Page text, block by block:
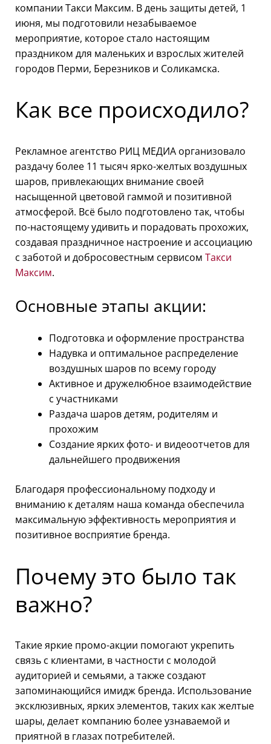
компании Такси Максим. В день защиты детей, 1
июня, мы подготовили незабываемое
мероприятие, которое стало настоящим
праздником для маленьких и взрослых жителей
городов Перми, Березников и Соликамска.
Как все происходило?
Рекламное агентство РИЦ МЕДИА организовало
раздачу более 11 тысяч ярко-желтых воздушных
шаров, привлекающих внимание своей
насыщенной цветовой гаммой и позитивной
атмосферой. Всё было подготовлено так, чтобы
по-настоящему удивить и порадовать прохожих,
создавая праздничное настроение и ассоциацию
с заботой и добросовестным сервисом Такси
Максим.
Основные этапы акции:
Подготовка и оформление пространства
Надувка и оптимальное распределение
воздушных шаров по всему городу
Активное и дружелюбное взаимодействие
с участниками
Раздача шаров детям, родителям и
прохожим
Создание ярких фото- и видеоотчетов для
дальнейшего продвижения
Благодаря профессиональному подходу и
вниманию к деталям наша команда обеспечила
максимальную эффективность мероприятия и
позитивное восприятие бренда.
Почему это было так
важно?
Такие яркие промо-акции помогают укрепить
связь с клиентами, в частности с молодой
аудиторией и семьями, а также создают
запоминающийся имидж бренда. Использование
эксклюзивных, ярких элементов, таких как желтые
шары, делает компанию более узнаваемой и
приятной в глазах потребителей.